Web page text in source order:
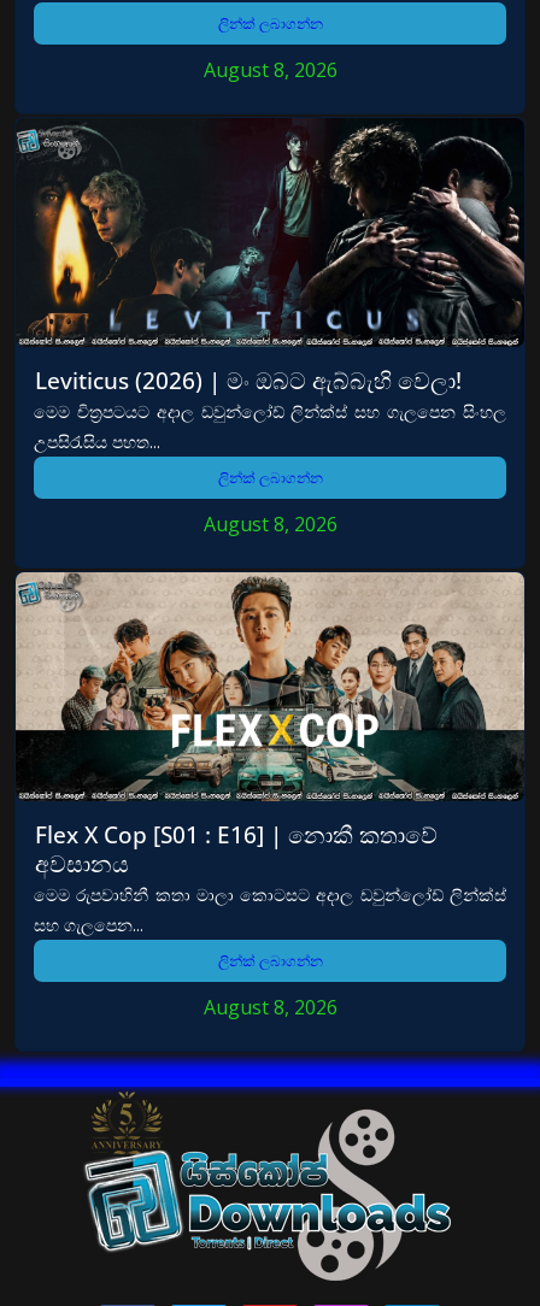
ලින්ක් ලබාගන්න
August 8, 2026
Leviticus (2026) | මං ඔබට ඇබ්බැහි වෙලා!
මෙම චිත්‍රපටයට අදාල ඩවුන්ලෝඩ් ලින්ක්ස් සහ ගැලපෙන සිංහල
උපසිරැසිය පහත...
ලින්ක් ලබාගන්න
August 8, 2026
Flex X Cop [S01 : E16] | නොකී කතාවේ
අවසානය
මෙම රුපවාහිනී කතා මාලා කොටසට අදාල ඩවුන්ලෝඩ් ලින්ක්ස්
සහ ගැලපෙන...
ලින්ක් ලබාගන්න
August 8, 2026